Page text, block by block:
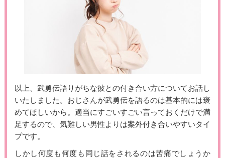
以上、武勇伝語りがちな彼との付き合い方についてお話し
いたしました。おじさんが武勇伝を語るのは基本的には褒
めてほしいから。適当にすごいすごい言っておくだけで満
足するので、気難しい男性よりは案外付き合いやすいタイ
プです。
しかし何度も何度も同じ話をされるのは苦痛でしょうか